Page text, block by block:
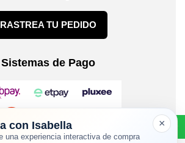
RASTREA TU PEDIDO
Sistemas de Pago